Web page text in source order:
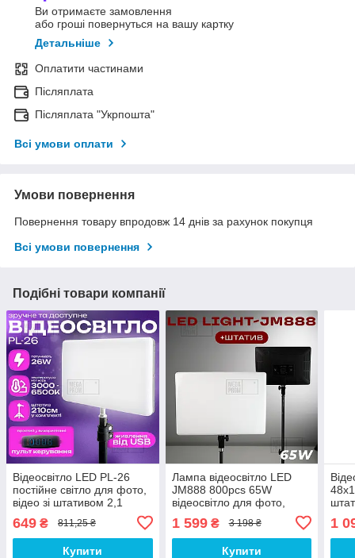
Ви отримаєте замовлення
або гроші повернуться на вашу картку
Детальніше
Оплатити частинами
Післяплата
Післяплата "Укрпошта"
Всі умови оплати
Умови повернення
Повернення товару впродовж 14 днів за рахунок покупця
Всі умови повернення
Подібні товари компанії
Відеосвітло LED PL-26
постійне світло для фото,
відео зі штативом 2,1
метр. Студійне світло. LED
лампа для фото.
649 ₴ 811,25 ₴
Купити
Лампа відеосвітло LED
JM888 800pcs 65W
відеосвітло для фото,
відео зі штативом 2,1 м.
Студійне світло
1 599₴ 3 198 ₴
Купити
для
1